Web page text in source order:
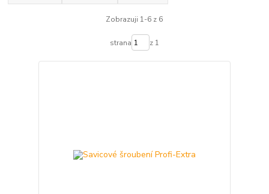
Zobrazuji 1-6 z 6
strana z 1